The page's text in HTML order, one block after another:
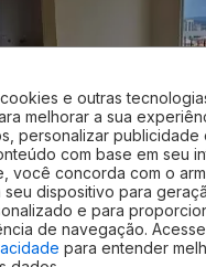
e outras
melhorar a sua
personalizar publicidade
com base em seu
você concorda com o
dispositivo para
e para
de navegação.
para entender
VILA BARÃO 52M²